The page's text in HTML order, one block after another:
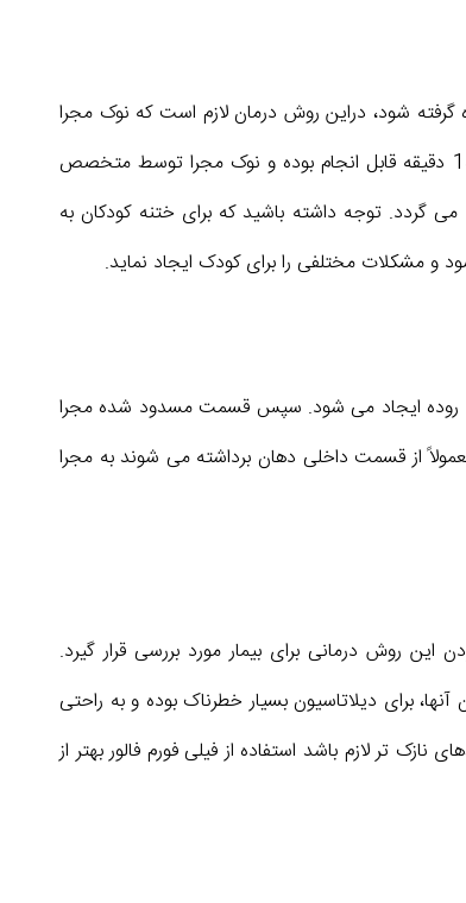
در سنین بالای 5 یا 6 سال و یا سنین زیر یک سالگی بهره گرفته شود، دراین روش درمان لازم است که نوک مجرا
توسط متخصص بی حس شده و فرآیند جراحی توسط وی انجام گیرد. جراحی و درمان تنگی مجاری ادراری در کودکان در زمانی حدود 10 تا 15 دقیقه قابل انجام بوده و نوک مجرا توسط متخصص
گردد. توجه داشته باشید که برای ختنه کودکان به
و مشکلات مختلفی را برای کودک ایجاد نماید.
روده ایجاد می شود. سپس قسمت مسدود شده مجرا
از قسمت داخلی دهان برداشته می شوند به مجرا
این روش درمانی برای بیمار مورد بررسی قرار گیرد.
برای دیلاتاسیون بسیار خطرناک بوده و به راحتی
تر لازم باشد استفاده از فیلی فورم فالور بهتر از